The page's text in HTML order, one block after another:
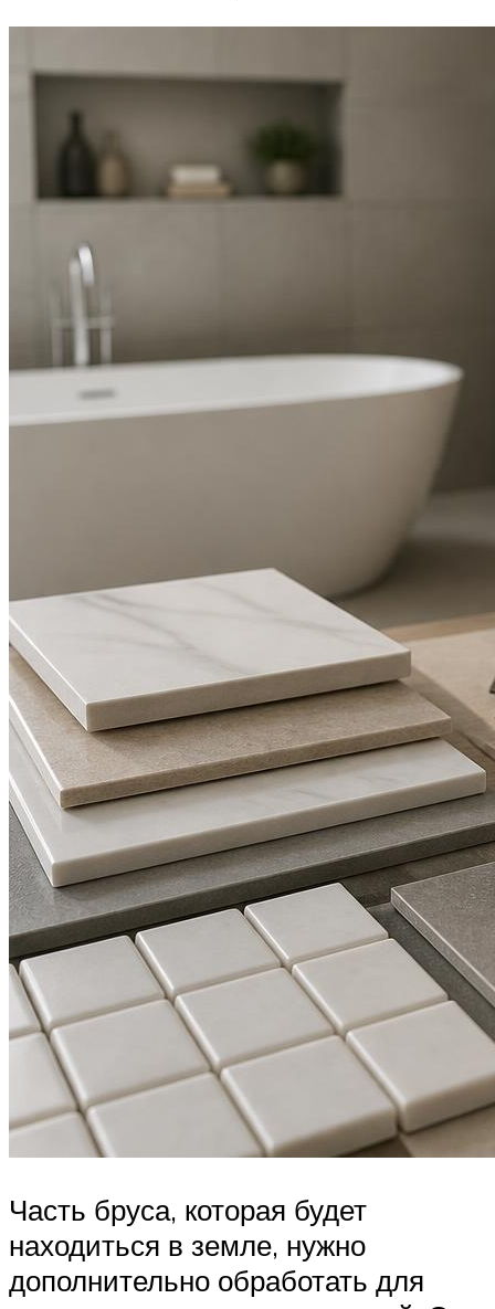
Часть бруса, которая будет
находиться в земле, нужно
дополнительно обработать для